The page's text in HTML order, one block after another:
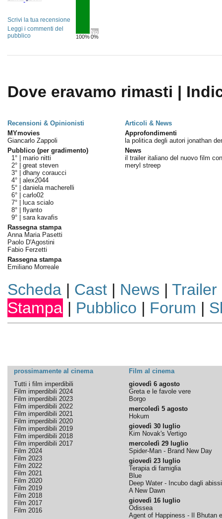
100%
No
0%
Scrivi la tua recensione
Leggi i commenti del
pubblico
Dove eravamo rimasti |
Recensioni & Opinionisti
Articoli & News
MYmovies
Giancarlo Zappoli
Pubblico (per gradimento)
1° | mario nitti
2° | great steven
3° | dhany coraucci
4° | alex2044
5° | daniela macherelli
6° | carlo02
7° |
luca scialo
8° | flyanto
9° | sara kavafis
Rassegna stampa
Anna Maria Pasetti
Paolo D'Agostini
Fabio Ferzetti
Rassegna stampa
Emiliano Morreale
Approfondimenti
la politica degli autori jonathan
News
il trailer italiano del nuovo film con
meryl streep
Scheda| Cast| News | Trailer
Stampa | Pubblico | Forum |
prossimamente al cinema
Film al cinema
Tutti i film imperdibili
Film imperdibili 2024
Film imperdibili 2023
Film imperdibili 2022
Film imperdibili 2021
Film imperdibili 2020
Film imperdibili 2019
Film imperdibili 2018
Film imperdibili 2017
Film 2024
Film 2023
Film 2022
Film 2021
Film 2020
Film 2019
Film 2018
Film 2017
Film 2016
giovedì 6 agosto
Greta e le favole vere
Borgo
mercoledì 5 agosto
Hokum
giovedì 30 luglio
Kim Novak's Vertigo
mercoledì 29 luglio
Spider-Man - Brand New Day
giovedì 23 luglio
Terapia di famiglia
Blue
Deep Water - Incubo dagli abissi
A New Dawn
giovedì 16 luglio
Odissea
Agent of Happiness - Il Bhutan